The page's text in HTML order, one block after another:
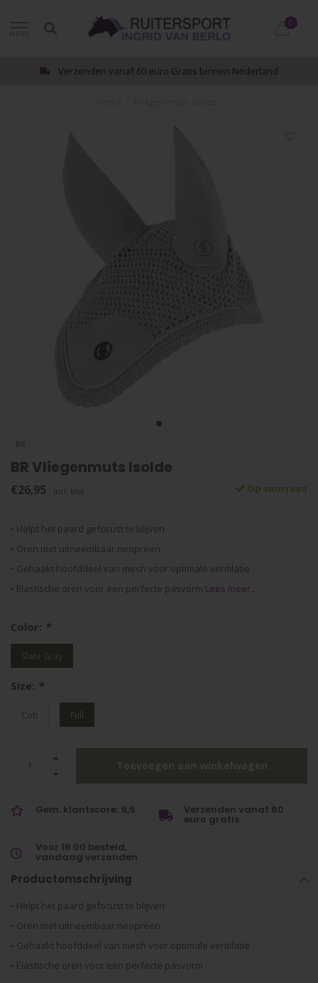
0
Verzenden vanaf 60 euro Gratis binnen Nederland
BR
BR Vliegenmuts Isolde
€26,95 Incl. btw Op voorraad
• Helpt het paard gefocust te blijven
• Oren met uitneembaar neopreen
• Gehaakt hoofddeel van mesh voor optimale ventilatie
• Elastische oren voor een perfecte pasvorm Lees meer..
Color: *
Slate Gray
Size: *
Cob Full
Gem. klantscore: 9,5 Verzenden vanaf 60
euro gratis
Voor 16:00 besteld,
vandaag verzonden
Productomschrijving
• Helpt het paard gefocust te blijven
• Oren met uitneembaar neopreen
• Gehaakt hoofddeel van mesh voor optimale ventilatie
• Elastische oren voor een perfecte pasvorm